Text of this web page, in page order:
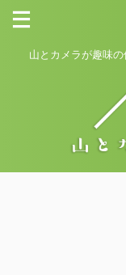
山とカメラが趣味